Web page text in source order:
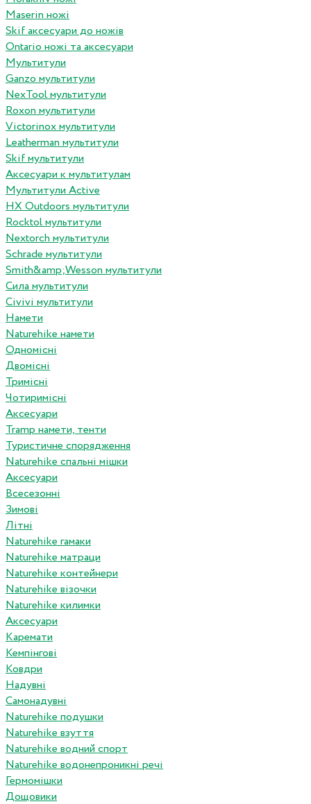
Maserin ножі
Skif аксесуари до ножів
Ontario ножі та аксесуари
Мультитули
Ganzo мультитули
NexTool мультитули
Roxon мультитули
Victorinox мультитули
Leatherman мультитули
Skif мультитули
Аксесуари к мультитулам
Мультитули Active
HX Outdoors мультитули
Rocktol мультитули
Nextorch мультитули
Schrade мультитули
Smith&amp;Wesson мультитули
Сила мультитули
Civivi мультитули
Намети
Naturehike намети
Одномісні
Двомісні
Тримісні
Чотиримісні
Аксесуари
Tramp намети, тенти
Туристичне спорядження
Naturehike спальні мішки
Аксесуари
Всесезонні
Зимові
Літні
Naturehike гамаки
Naturehike матраци
Naturehike контейнери
Naturehike візочки
Naturehike килимки
Аксесуари
Каремати
Кемпінгові
Ковдри
Надувні
Самонадувні
Naturehike подушки
Naturehike взуття
Naturehike водний спорт
Naturehike водонепроникні речі
Гермомішки
Дощовики